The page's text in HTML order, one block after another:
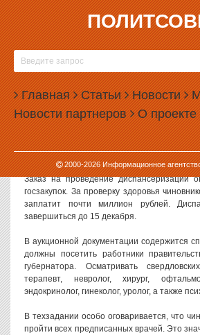
Главная Статьи Новости
Новости партнеров О проекте
2000-2026Информационное
01.09.2015, 10:09
ПОДЧИНЕННЫХ КУЙВАШЕВА
ПСИХИАТРУ
Сотрудники администрации губернатора
и регионального правительства
обязательную диспансеризацию. В
проверять подчиненных
наркологи.
Заказ на проведение диспансеризации
госзакупок. За проверку здоровья
заплатит почти миллион рублей.
завершиться до 15 декабря.
В аукционной документации содержится
должны посетить работники
губернатора. Осматривать
терапевт, невролог, хирург,
эндокринолог, гинеколог, уролог, а также
В техзадании особо оговаривается, что
пройти всех предписанных врачей. Это